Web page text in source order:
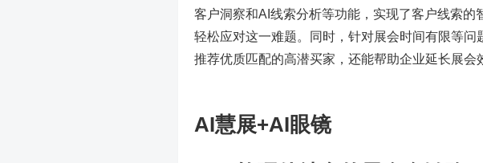
客户洞察和AI线索分析等功能，实现了客户线索
轻松应对这一难题。同时，针对展会时间有限等
推荐优质匹配的高潜买家，还能帮助企业延长展会
AI慧展+AI眼镜